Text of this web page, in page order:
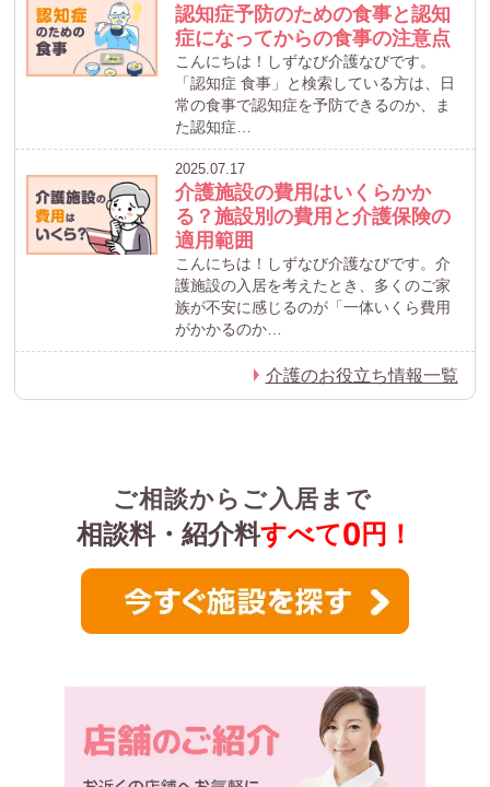
認知症予防のための食事と認知
症になってからの食事の注意点
こんにちは！しずなび介護なびです。
「認知症 食事」と検索している方は、日
常の食事で認知症を予防できるのか、ま
た認知症…
2025.07.17
介護施設の費用はいくらかか
る？施設別の費用と介護保険の
適用範囲
こんにちは！しずなび介護なびです。介
護施設の入居を考えたとき、多くのご家
族が不安に感じるのが「一体いくら費用
がかかるのか…
介護のお役立ち情報一覧
ご相談からご入居まで
相談料・紹介料すべて0 円！